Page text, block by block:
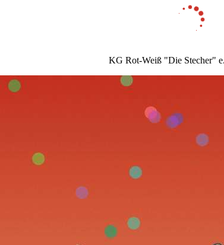
KG Rot-Weiß "Die Stecher"